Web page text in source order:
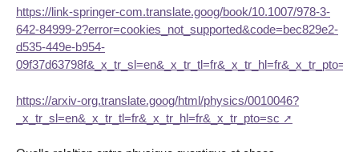
https://link-springer-com.translate.goog/book/10.1007/978-3-
642-84999-2?error=cookies_not_supported&code=bec829e2-
d535-449e-b954-
09f37d63798f&_x_tr_sl=en&_x_tr_tl=fr&_x_tr_hl=fr&_x_tr_pto=sc
https://arxiv-org.translate.goog/html/physics/0010046?
_x_tr_sl=en&_x_tr_tl=fr&_x_tr_hl=fr&_x_tr_pto=sc